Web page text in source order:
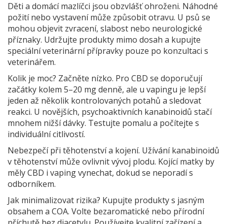
Děti a domácí mazlíčci jsou obzvlášť ohroženi. Náhodné
požití nebo vystavení může způsobit otravu. U psů se
mohou objevit zvracení, slabost nebo neurologické
příznaky. Udržujte produkty mimo dosah a kupujte
speciální veterinární přípravky pouze po konzultaci s
veterinářem.
Kolik je moc? Začněte nízko. Pro CBD se doporučují
začátky kolem 5–20 mg denně, ale u vapingu je lepší
jeden až několik kontrolovaných potahů a sledovat
reakci. U novějších, psychoaktivních kanabinoidů stačí
mnohem nižší dávky. Testujte pomalu a počítejte s
individuální citlivostí.
Nebezpečí při těhotenství a kojení. Užívání kanabinoidů
v těhotenství může ovlivnit vývoj plodu. Kojící matky by
měly CBD i vaping vynechat, dokud se neporadí s
odborníkem.
Jak minimalizovat rizika? Kupujte produkty s jasným
obsahem a COA. Volte bezaromatické nebo přírodní